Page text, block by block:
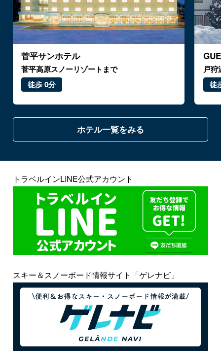
菅平サンホテル
菅平高原スノーリゾートまで
徒歩 0分
戸狩
徒
ホテル一覧をみる
トラベルインLINE公式アカウント
スキー＆スノーボード情報サイト「ゲレナビ」